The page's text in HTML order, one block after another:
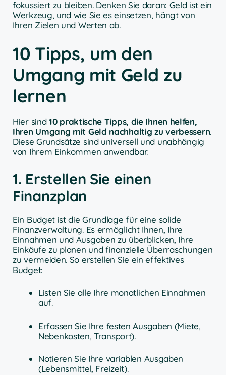
fokussiert zu bleiben. Denken Sie daran: Geld ist ein
Werkzeug, und wie Sie es einsetzen, hängt von
Ihren Zielen und Werten ab.
10 Tipps, um den
Umgang mit Geld zu
lernen
Hier sind10 praktische Tipps, die Ihnen helfen,
Ihren Umgang mit Geld nachhaltig zu verbessern.
Diese Grundsätze sind universell und unabhängig
von Ihrem Einkommen anwendbar.
1. Erstellen Sie einen
Finanzplan
Ein Budget ist die Grundlage für eine solide
Finanzverwaltung. Es ermöglicht Ihnen, Ihre
Einnahmen und Ausgaben zu überblicken, Ihre
Einkäufe zu planen und finanzielle Überraschungen
zu vermeiden. So erstellen Sie ein effektives
Budget:
Listen Sie alle Ihre monatlichen Einnahmen
auf.
Erfassen Sie Ihre festen Ausgaben (Miete,
Nebenkosten, Transport).
Notieren Sie Ihre variablen Ausgaben
(Lebensmittel, Freizeit).